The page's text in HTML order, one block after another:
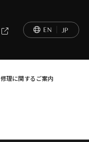
EN JP
修理に関するご案内